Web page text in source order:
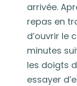
arrivée.
repas en
d’ouvrir le
minutes
les doigts
essayer